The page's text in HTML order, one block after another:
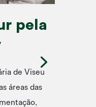
pela
de Viseu
áreas das